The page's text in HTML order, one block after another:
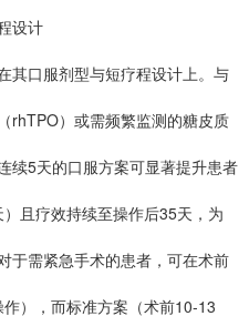
设计
口服剂型与短疗程设计上。与
rhTPO）或需频繁监测的糖皮质
续5天的口服方案可显著提升患者
且疗效持续至操作后35天，为
于需紧急手术的患者，可在术前
），而标准方案（术前10-13